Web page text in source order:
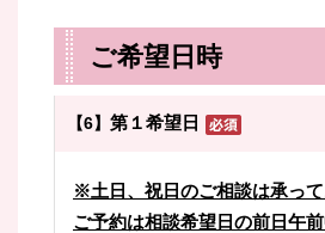
ご希望日時
【6】 第１希望日
※土日、祝日のご相談は承って
ご予約は相談希望日の前日午